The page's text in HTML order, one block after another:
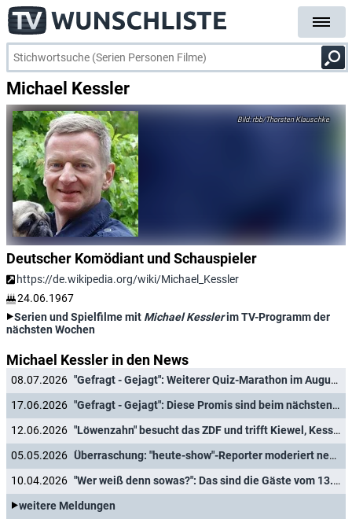
Michael Kessler
rbb/Thorsten Klauschke
Deutscher Komödiant und Schauspieler
https://de.wikipedia.org/wiki/Michael_Kessler
24.06.1967
Serien und Spielfilme mit Michael Kesslerim TV-Programm der
nächsten Wochen
Michael Kessler in den News
08.07.2026
"Gefragt - Gejagt": Weiterer Quiz-Marathon im August - mit diesen Gästen
17.06.2026
"Gefragt - Gejagt": Diese Promis sind beim nächsten Quiz-Marathon dabei
12.06.2026
"Löwenzahn" besucht das ZDF und trifft Kiewel, Kessler und Hayali
05.05.2026
Überraschung: "heute-show"-Reporter moderiert neue Quizshow
10.04.2026
"Wer weiß denn sowas?": Das sind die Gäste vom 13. bis 17. April 2026
weitere Meldungen